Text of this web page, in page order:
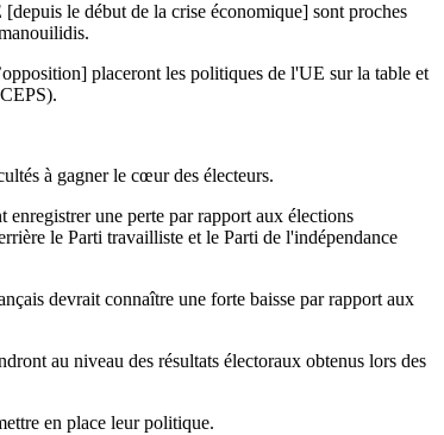
le début de la crise économique] sont proches
placeront les politiques de l'UE sur la table et
à gagner le cœur des électeurs.
une perte par rapport aux élections
le Parti travailliste et le Parti de l'indépendance
devrait connaître une forte baisse par rapport aux
au niveau des résultats électoraux obtenus lors des
en place leur politique.